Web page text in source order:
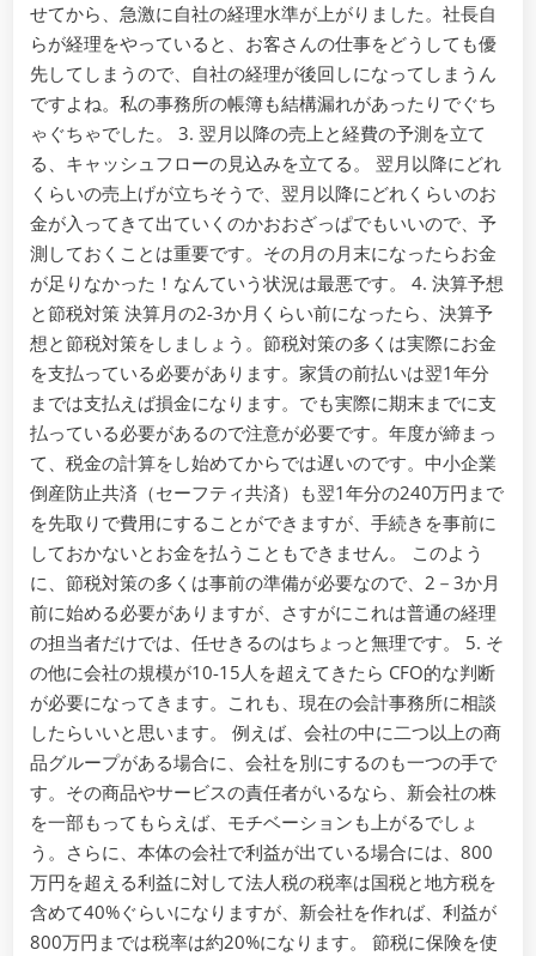
せてから、急激に自社の経理水準が上がりました。社長自
らが経理をやっていると、お客さんの仕事をどうしても優
先してしまうので、自社の経理が後回しになってしまうん
ですよね。私の事務所の帳簿も結構漏れがあったりでぐち
ゃぐちゃでした。 3. 翌月以降の売上と経費の予測を立て
る、キャッシュフローの見込みを立てる。 翌月以降にどれ
くらいの売上げが立ちそうで、翌月以降にどれくらいのお
金が入ってきて出ていくのかおおざっぱでもいいので、予
測しておくことは重要です。その月の月末になったらお金
が足りなかった！なんていう状況は最悪です。 4. 決算予想
と節税対策 決算月の2-3か月くらい前になったら、決算予
想と節税対策をしましょう。節税対策の多くは実際にお金
を支払っている必要があります。家賃の前払いは翌1年分
までは支払えば損金になります。でも実際に期末までに支
払っている必要があるので注意が必要です。年度が締まっ
て、税金の計算をし始めてからでは遅いのです。中小企業
倒産防止共済（セーフティ共済）も翌1年分の240万円まで
を先取りで費用にすることができますが、手続きを事前に
しておかないとお金を払うこともできません。 このよう
に、節税対策の多くは事前の準備が必要なので、2－3か月
前に始める必要がありますが、さすがにこれは普通の経理
の担当者だけでは、任せきるのはちょっと無理です。 5. そ
の他に会社の規模が10-15人を超えてきたら CFO的な判断
が必要になってきます。これも、現在の会計事務所に相談
したらいいと思います。 例えば、会社の中に二つ以上の商
品グループがある場合に、会社を別にするのも一つの手で
す。その商品やサービスの責任者がいるなら、新会社の株
を一部もってもらえば、モチベーションも上がるでしょ
う。さらに、本体の会社で利益が出ている場合には、800
万円を超える利益に対して法人税の税率は国税と地方税を
含めて40%ぐらいになりますが、新会社を作れば、利益が
800万円までは税率は約20%になります。 節税に保険を使